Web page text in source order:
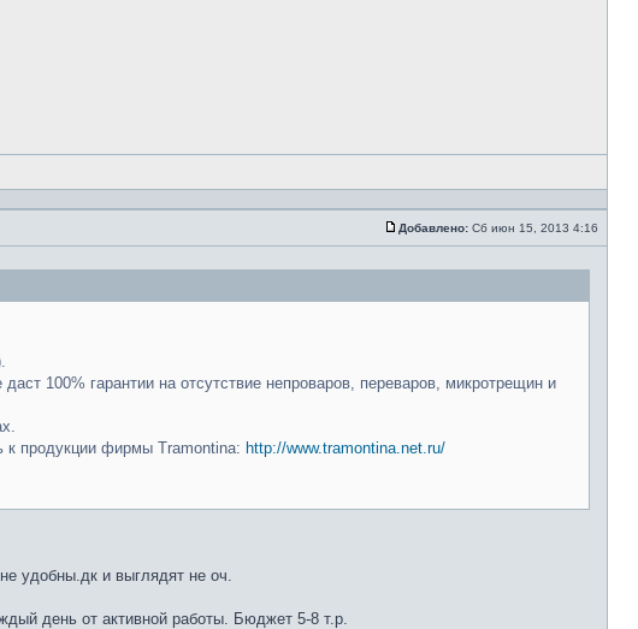
Добавлено: Сб июн 15, 2013 4:16
100% гарантии на отсутствие непроваров, переваров, микротрещин и
к продукции фирмы Tramontina: http://www.tramontina.net.ru/
удобны.дк и выглядят не оч.
день от активной работы. Бюджет 5-8 т.р.